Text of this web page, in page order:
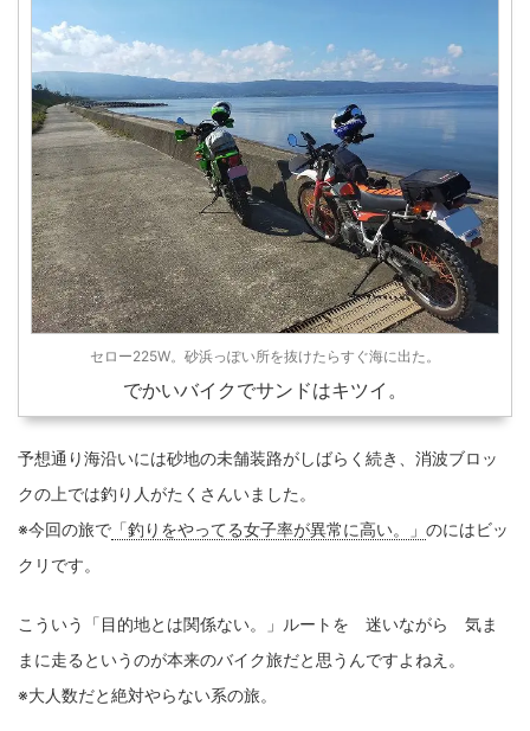
セロー225W。砂浜っぽい所を抜けたらすぐ海に出た。
でかいバイクでサンドはキツイ。
予想通り海沿いには砂地の未舗装路がしばらく続き、消波ブロッ
クの上では釣り人がたくさんいました。
※今回の旅で 「釣りをやってる女子率が異常に高い。」 のにはビッ
クリです。
こういう「目的地とは関係ない。」ルートを 迷いながら 気ま
まに走るというのが本来のバイク旅だと思うんですよねえ。
※大人数だと絶対やらない系の旅。